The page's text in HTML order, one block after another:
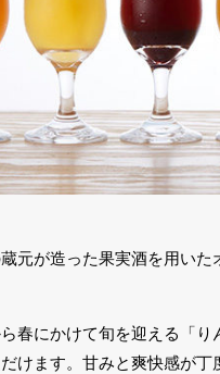
元が造った果実酒を用い
春にかけて旬を迎える「
けます。甘みと爽快感が丁